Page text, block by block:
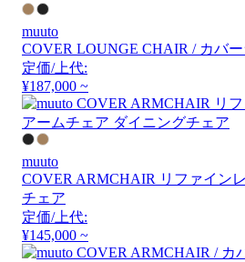
muuto
COVER LOUNGE CHAIR / カバ
定価/上代:
¥187,000 ~
muuto
COVER ARMCHAIR リファイン
チェア
定価/上代:
¥145,000 ~